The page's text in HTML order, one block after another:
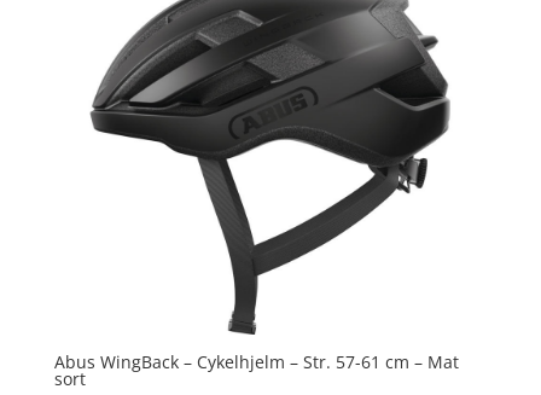
Abus WingBack – Cykelhjelm – Str. 57-61 cm – Mat
sort